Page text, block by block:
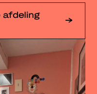
afdeling